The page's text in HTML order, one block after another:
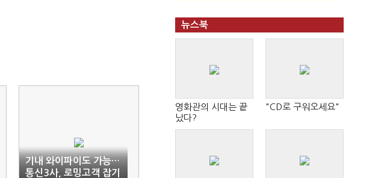
기내 와이파이도 가능…
통신3사, 로밍고객 잡기
뉴스북
영화관의 시대는 끝
났다?
"CD로 구워오세요"